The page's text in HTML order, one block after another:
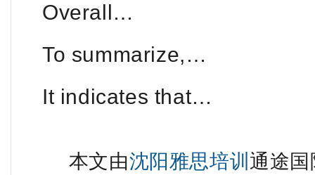
Overall…
To summarize,…
It indicates that…
本文由沈阳雅思培训 通途